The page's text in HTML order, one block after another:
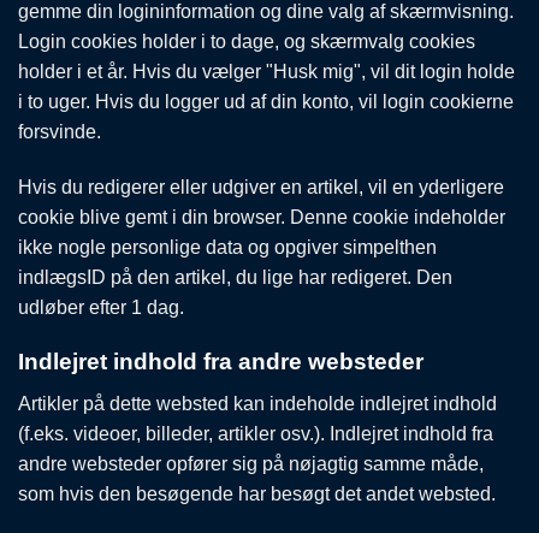
gemme din logininformation og dine valg af skærmvisning.
Login cookies holder i to dage, og skærmvalg cookies
holder i et år. Hvis du vælger "Husk mig", vil dit login holde
i to uger. Hvis du logger ud af din konto, vil login cookierne
forsvinde.
Hvis du redigerer eller udgiver en artikel, vil en yderligere
cookie blive gemt i din browser. Denne cookie indeholder
ikke nogle personlige data og opgiver simpelthen
indlægsID på den artikel, du lige har redigeret. Den
udløber efter 1 dag.
Indlejret indhold fra andre websteder
Artikler på dette websted kan indeholde indlejret indhold
(f.eks. videoer, billeder, artikler osv.). Indlejret indhold fra
andre websteder opfører sig på nøjagtig samme måde,
som hvis den besøgende har besøgt det andet websted.